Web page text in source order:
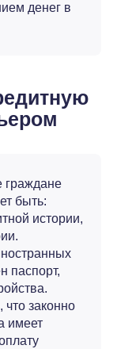
денег в
граждане
быть:
истории,
паспорт,
законно
имеет